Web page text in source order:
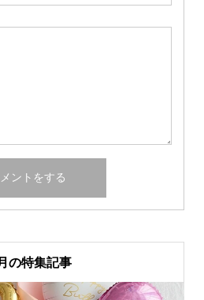
の特集記事